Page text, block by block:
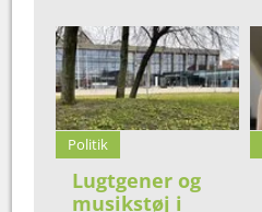
Politik
Lugtgener og
musikstøj i